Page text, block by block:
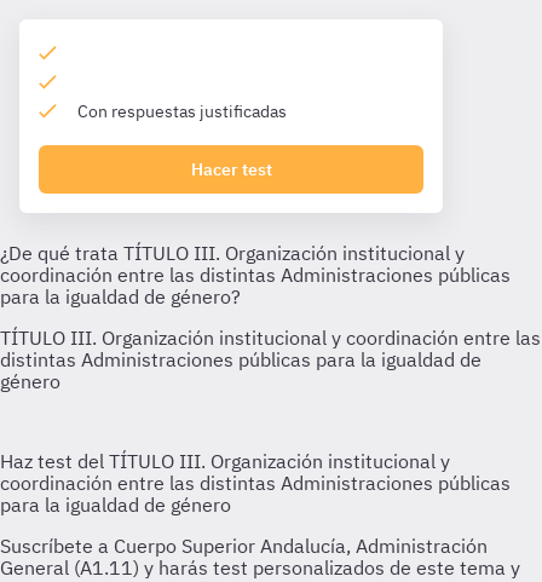
Con respuestas justificadas
Hacer test